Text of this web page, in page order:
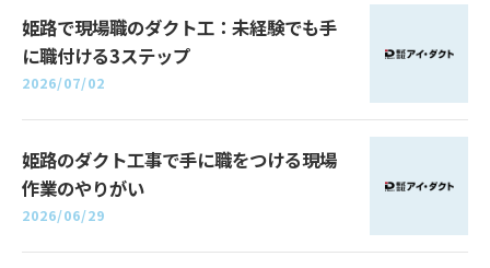
姫路で現場職のダクト工：未経験でも手
に職付ける3ステップ
2026/07/02
姫路のダクト工事で手に職をつける現場
作業のやりがい
2026/06/29